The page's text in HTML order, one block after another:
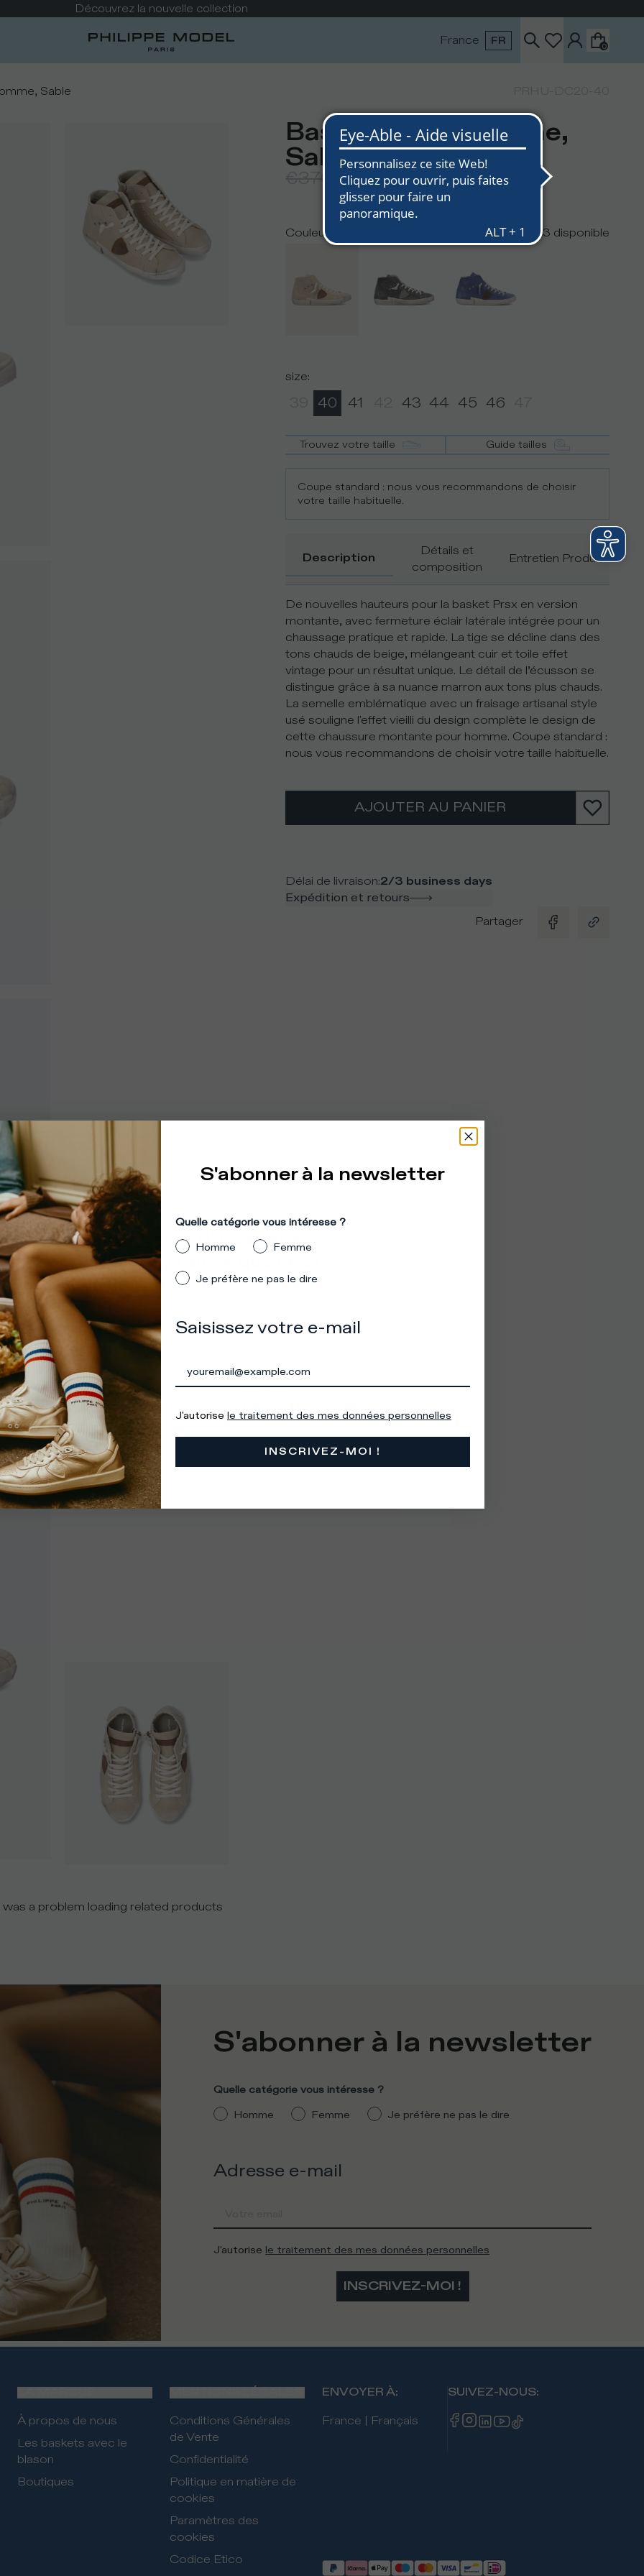
Découvrez la nouvelle collection
France FR 0
Sable
Baskets Prsx Homme,
Sable
€260
Couleurs 3 disponible
size:
40 41 43 44 45 46
Trouvez votre taille Guide tailles
Coupe standard : nous vous recommandons de choisir
votre taille habituelle.
Description
Détails et
composition
Entretien Produit
De nouvelles hauteurs pour la basket Prsx en version
montante, avec fermeture éclair latérale intégrée pour un
chaussage pratique et rapide. La tige se décline dans des
tons chauds de beige, mélangeant cuir et toile effet
vintage pour un résultat unique. Le détail de l’écusson se
distingue grâce à sa nuance marron aux tons plus chauds.
La semelle emblématique avec un fraisage artisanal style
usé souligne l'effet vieilli du design complète le design de
cette chaussure montante pour homme. Coupe standard :
nous vous recommandons de choisir votre taille habituelle.
AJOUTER AU PANIER
Délai de livraison:2/3 business days
Expédition et retours
Partager
a problem loading related products
S'abonner à la newsletter
Quelle catégorie vous intéresse ?
Homme
Femme Je préfère ne pas le dire
Adresse e-mail
J'autorise le traitement des mes données personnelles
INSCRIVEZ-MOI !
À propos de nous
Les baskets avec le
blason
Boutiques
Conditions Générales
de Vente
Confidentialité
Politique en matière de
cookies
Paramètres des
cookies
Codice Etico
ENVOYER À:
France
Français
SUIVEZ-NOUS:
: États-Unis
que vous essayez d'accéder à
depuis un pays autre que celui
vous vous trouvez.
correctement le pays qui vous intéresse afin
une expérience d'achat optimale.
VAS EN
ÉTATS-UNIS
RESTE EN
les pays
S'abonner à la newsletter
Quelle catégorie vous intéresse ?
Homme
Femme
Je préfère ne pas le dire
Saisissez votre e-mail
J'autorise le traitement des mes données personnelles
INSCRIVEZ-MOI !